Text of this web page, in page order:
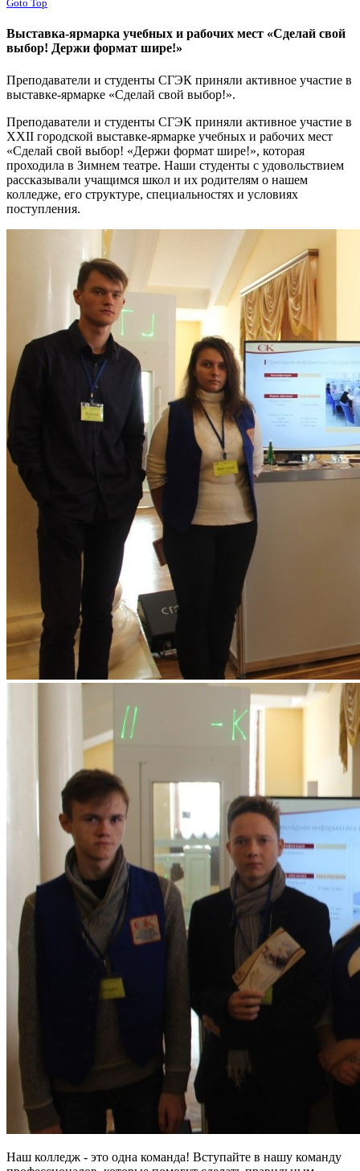
Goto Top
Выставка-ярмарка учебных и рабочих мест «Сделай свой
выбор! Держи формат шире!»
Преподаватели и студенты СГЭК приняли активное участие в
выставке-ярмарке «Сделай свой выбор!».
Преподаватели и студенты СГЭК приняли активное участие в
XХII городской выставке-ярмарке учебных и рабочих мест
«Сделай свой выбор! «Держи формат шире!», которая
проходила в Зимнем театре. Наши студенты с удовольствием
рассказывали учащимся школ и их родителям о нашем
колледже, его структуре, специальностях и условиях
поступления.
Наш колледж - это одна команда! Вступайте в нашу команду